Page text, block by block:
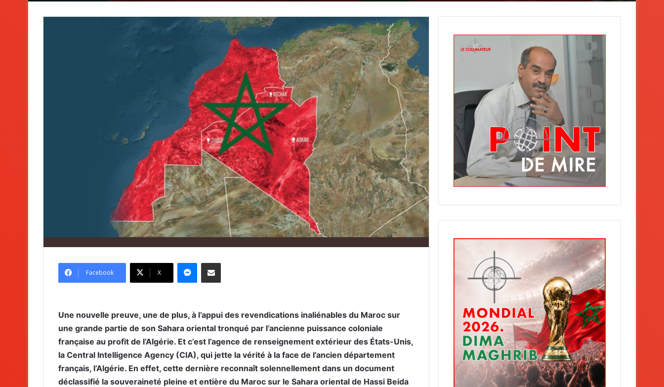
Facebook X
Une nouvelle preuve, une de plus, à l’appui des revendications inaliénables du Maroc sur
une grande partie de son Sahara oriental tronqué par l’ancienne puissance coloniale
française au profit de l’Algérie. Et c’est l’agence de renseignement extérieur des États-Unis,
la Central Intelligence Agency (CIA), qui jette la vérité à la face de l’ancien département
français, l’Algérie. En effet, cette dernière reconnaît solennellement dans un document
déclassifié la souveraineté pleine et entière du Maroc sur le Sahara oriental de Hassi Beida